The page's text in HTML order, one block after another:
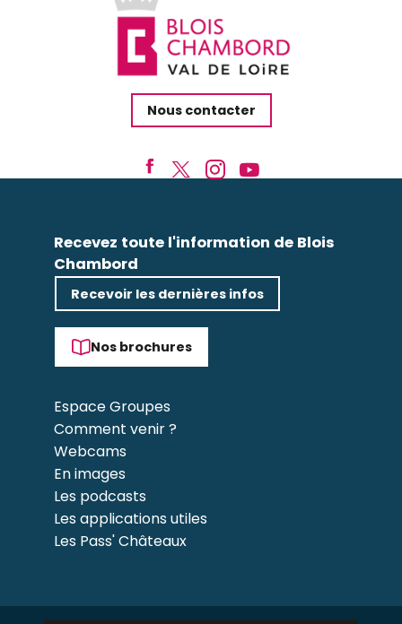
Nous contacter
Recevez toute l'information de Blois
Chambord
Recevoir les dernières infos
Nos brochures
Espace Groupes
Comment venir ?
Webcams
En images
Les podcasts
Les applications utiles
Les Pass' Châteaux